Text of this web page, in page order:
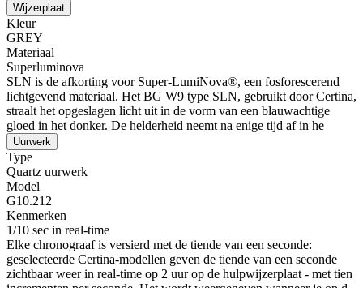
Wijzerplaat
Kleur
GREY
Materiaal
Superluminova
SLN is de afkorting voor Super-LumiNova®, een fosforescerend
lichtgevend materiaal. Het BG W9 type SLN, gebruikt door Certina,
straalt het opgeslagen licht uit in de vorm van een blauwachtige
gloed in het donker. De helderheid neemt na enige tijd af in he
Uurwerk
Type
Quartz uurwerk
Model
G10.212
Kenmerken
1/10 sec in real-time
Elke chronograaf is versierd met de tiende van een seconde:
geselecteerde Certina-modellen geven de tiende van een seconde
zichtbaar weer in real-time op 2 uur op de hulpwijzerplaat - met tien